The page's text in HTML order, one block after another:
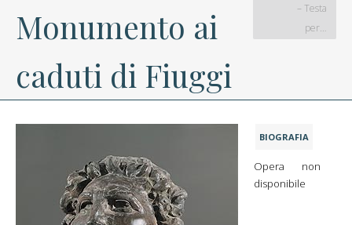
Monumento ai
caduti di Fiuggi
– Testa
per…
BIOGRAFIA
Opera non
disponibile